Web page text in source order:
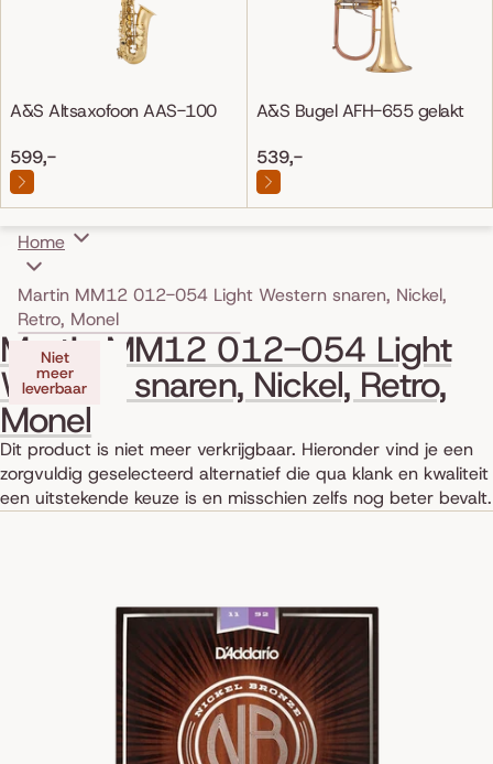
A&S Altsaxofoon AAS-100
599,-
A&S Bugel AFH-655 gelakt
539,-
Home
Martin MM12 012-054 Light Western snaren, Nickel,
Retro, Monel
Skip to product information
Niet
meer
leverbaar
Martin MM12 012-054 Light
Western snaren, Nickel, Retro,
Monel
Dit product is niet meer verkrijgbaar. Hieronder vind je een
zorgvuldig geselecteerd alternatief die qua klank en kwaliteit
een uitstekende keuze is en misschien zelfs nog beter bevalt.